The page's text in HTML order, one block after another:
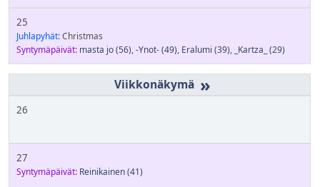
25
Juhlapyhät:Christmas
Syntymäpäivät: masta jo(56),-Ynot-(49), Eralumi (39), _Kartza_ (29)
»
26
27
Syntymäpäivät: Reinikainen(41)